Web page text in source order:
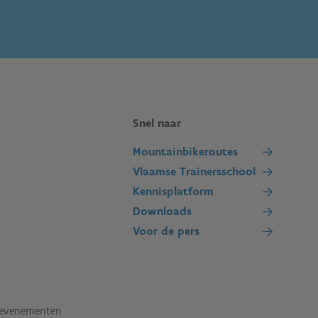
Snel naar
Mountainbikeroutes
Vlaamse Trainersschool
Kennisplatform
Downloads
Voor de pers